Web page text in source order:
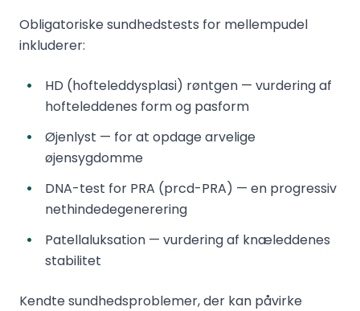
Obligatoriske sundhedstests for mellempudel
inkluderer:
HD (hofteleddysplasi) røntgen — vurdering af
hofteleddenes form og pasform
Øjenlyst — for at opdage arvelige
øjensygdomme
DNA-test for PRA (prcd-PRA) — en progressiv
nethindedegenerering
Patellaluksation — vurdering af knæleddenes
stabilitet
Kendte sundhedsproblemer, der kan påvirke